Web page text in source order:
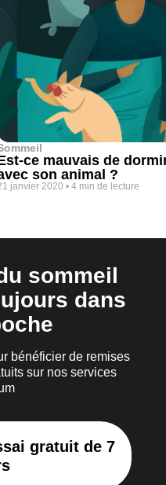
ce mauvais de
son animal ?
janvier 2020 • 4 min de lecture
sommeil
dans
bénéficier de remises
sur nos services
gratuit de 7